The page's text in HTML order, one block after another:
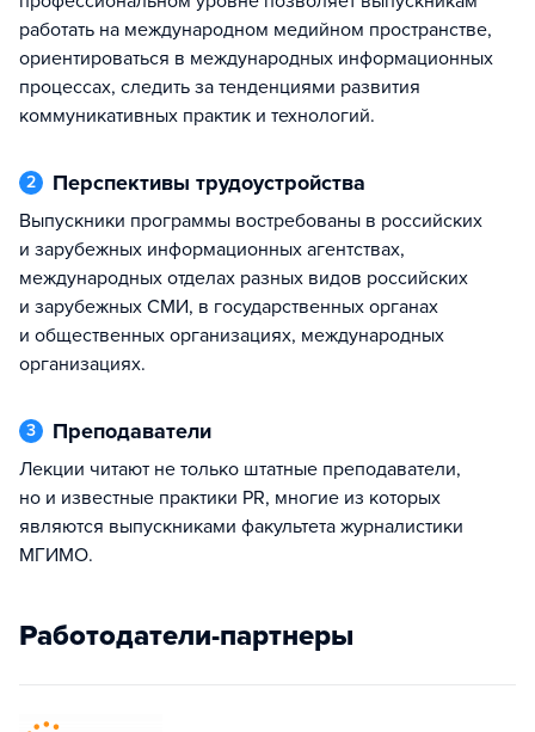
работать на международном медийном пространстве,
ориентироваться в международных информационных
процессах, следить за тенденциями развития
коммуникативных практик и технологий.
2 Перспективы трудоустройства
Выпускники программы востребованы в российских
и зарубежных информационных агентствах,
международных отделах разных видов российских
и зарубежных СМИ, в государственных органах
и общественных организациях, международных
организациях.
3 Преподаватели
Лекции читают не только штатные преподаватели,
но и известные практики PR, многие из которых
являются выпускниками факультета журналистики
МГИМО.
Работодатели-партнеры